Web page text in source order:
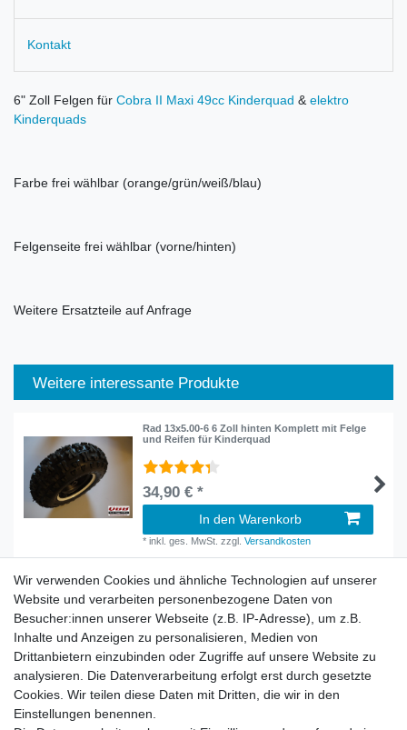
Kontakt
6" Zoll Felgen für Cobra II Maxi 49cc Kinderquad & elektro
Kinderquads
Farbe frei wählbar (orange/grün/weiß/blau)
Felgenseite frei wählbar (vorne/hinten)
Weitere Ersatzteile auf Anfrage
Weitere interessante Produkte
Rad 13x5.00-6 6 Zoll hinten Komplett mit Felge
und Reifen für Kinderquad
34,90 € *
In den Warenkorb
*inkl. ges. MwSt. zzgl.Versandkosten
Rechtliches
Widerrufsrecht
Datenschutzerklärung
Wir verwenden Cookies und ähnliche Technologien auf unserer
Website und verarbeiten personenbezogene Daten von
Besucher:innen unserer Webseite (z.B. IP-Adresse), um z.B.
Inhalte und Anzeigen zu personalisieren, Medien von
Drittanbietern einzubinden oder Zugriffe auf unsere Website zu
analysieren. Die Datenverarbeitung erfolgt erst durch gesetzte
Cookies. Wir teilen diese Daten mit Dritten, die wir in den
Einstellungen benennen.